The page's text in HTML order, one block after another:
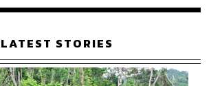
LATEST STORIES